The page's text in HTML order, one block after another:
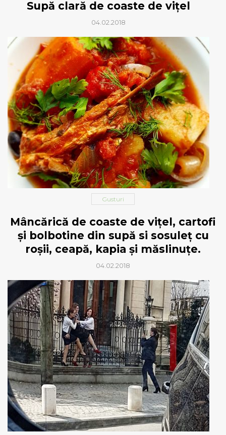
Supă clară de coaste de vițel
04.02.2018
Gusturi
Mâncărică de coaste de vițel, cartofi
și bolbotine din supă si sosuleț cu
roșii, ceapă, kapia și măslinuțe.
04.02.2018